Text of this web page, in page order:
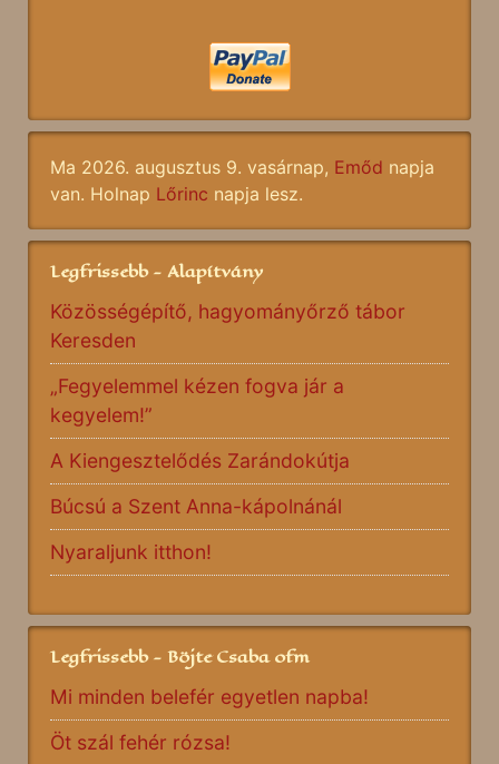
Ma 2026. augusztus 9. vasárnap, Emőd napja
van. Holnap Lőrinc napja lesz.
Legfrissebb - Alapítvány
Közösségépítő, hagyományőrző tábor
Keresden
„Fegyelemmel kézen fogva jár a
kegyelem!”
A Kiengesztelődés Zarándokútja
Búcsú a Szent Anna-kápolnánál
Nyaraljunk itthon!
Legfrissebb - Böjte Csaba ofm
Mi minden belefér egyetlen napba!
Öt szál fehér rózsa!